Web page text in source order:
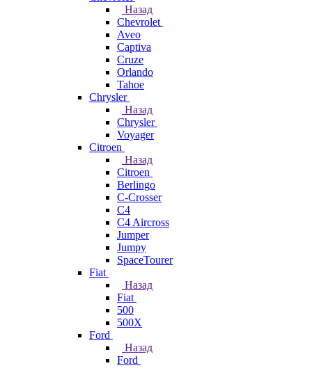
Назад
Chevrolet
Aveo
Captiva
Cruze
Orlando
Tahoe
Chrysler
Назад
Chrysler
Voyager
Citroen
Назад
Citroen
Berlingo
C-Crosser
C4
C4 Aircross
Jumper
Jumpy
SpaceTourer
Fiat
Назад
Fiat
500
500X
Ford
Назад
Ford